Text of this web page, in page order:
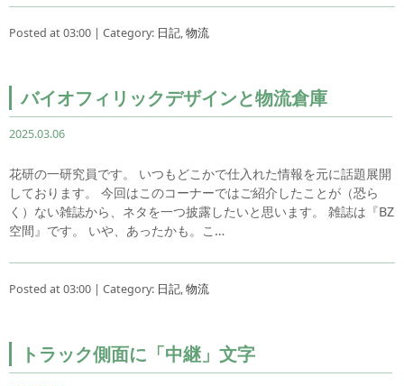
Posted at 03:00 | Category: 日記,物流
バイオフィリックデザインと物流倉庫
2025.03.06
花研の一研究員です。 いつもどこかで仕入れた情報を元に話題展開
しております。 今回はこのコーナーではご紹介したことが（恐ら
く）ない雑誌から、ネタを一つ披露したいと思います。 雑誌は『BZ
空間』です。 いや、あったかも。こ…
Posted at 03:00 | Category: 日記,物流
トラック側面に「中継」文字